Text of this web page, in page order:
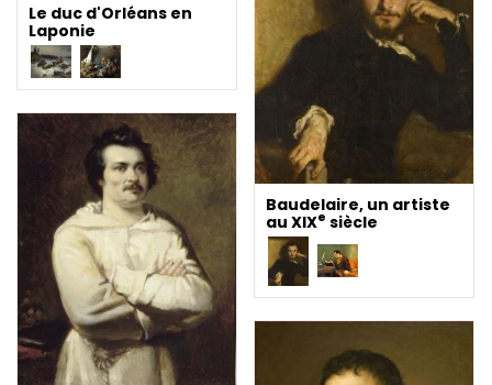
Le duc d'Orléans en
Laponie
Baudelaire, un artiste
au XIXe siècle